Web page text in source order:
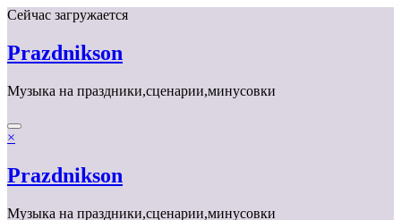
Перейти
содержимому
Сейчас загружается
Prazdnikson
Музыка на праздники,сценарии,минусовки
×
Prazdnikson
Музыка на праздники,сценарии,минусовки